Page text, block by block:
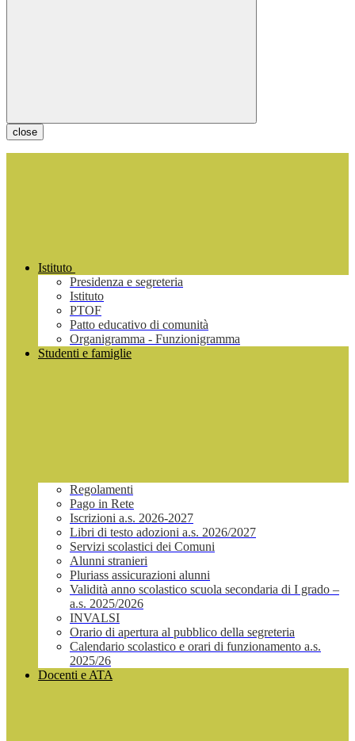
close
Istituto
Presidenza e segreteria
Istituto
PTOF
Patto educativo di comunità
Organigramma - Funzionigramma
Studenti e famiglie
Regolamenti
Pago in Rete
Iscrizioni a.s. 2026-2027
Libri di testo adozioni a.s. 2026/2027
Servizi scolastici dei Comuni
Alunni stranieri
Pluriass assicurazioni alunni
Validità anno scolastico scuola secondaria di I grado –
a.s. 2025/2026
INVALSI
Orario di apertura al pubblico della segreteria
Calendario scolastico e orari di funzionamento a.s.
2025/26
Docenti e ATA